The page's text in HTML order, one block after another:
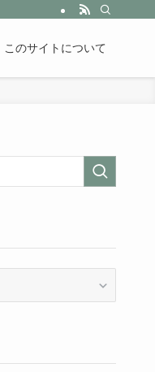
このサイトについて